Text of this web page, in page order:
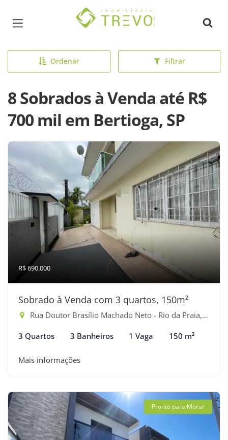
Página inicial
Ordenar Filtrar
8 Sobrados à Venda até R$
700 mil em Bertioga, SP
R$ 690.000
Sobrado à Venda com 3 quartos, 150m²
Rua Doutor Brasílio Machado Neto - Rio da Praia, Bertioga-SP
3 Quartos 3 Banheiros 1 Vaga 150 m²
Mais informações
Pronto para Morar